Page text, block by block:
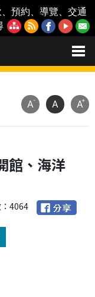
、預約 、導覽 、交通
A- A A+
館、海洋
：4064